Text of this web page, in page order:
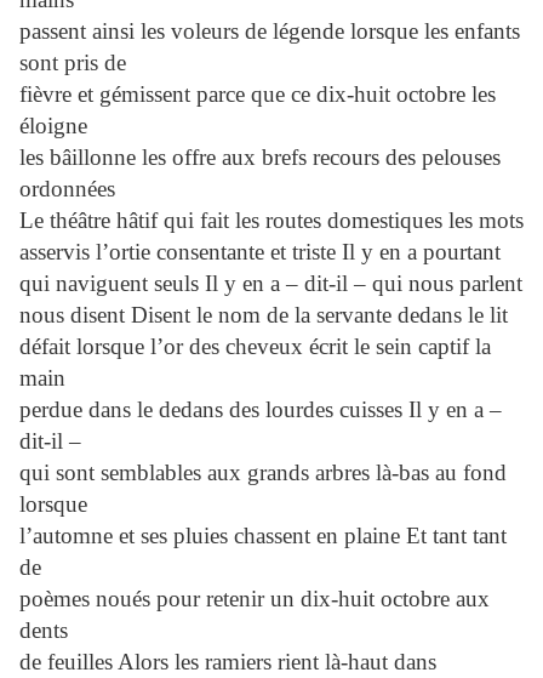
passent ainsi les voleurs de légende lorsque les enfants
sont pris de
fièvre et gémissent parce que ce dix-huit octobre les
éloigne
les bâillonne les offre aux brefs recours des pelouses
ordonnées
Le théâtre hâtif qui fait les routes domestiques les mots
asservis l’ortie consentante et triste Il y en a pourtant
qui naviguent seuls Il y en a – dit-il – qui nous parlent
nous disent Disent le nom de la servante dedans le lit
défait lorsque l’or des cheveux écrit le sein captif la
main
perdue dans le dedans des lourdes cuisses Il y en a –
dit-il –
qui sont semblables aux grands arbres là-bas au fond
lorsque
l’automne et ses pluies chassent en plaine Et tant tant
de
poèmes noués pour retenir un dix-huit octobre aux
dents
de feuilles Alors les ramiers rient là-haut dans